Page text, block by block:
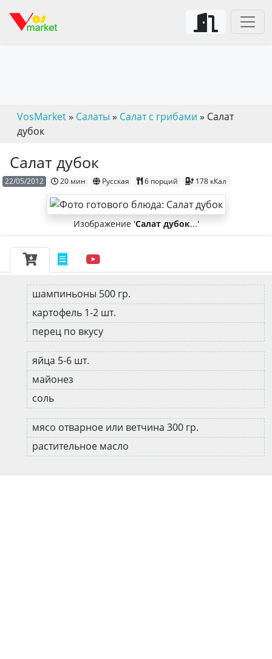
VosMarket» Салаты » Салат с грибами » Салат
дубок
Салат дубок
22/05/2012 20 мин Русская 6 порций 178 кКал
Изображение 'Салат дубок...'
шампиньоны 500 гр.
картофель 1-2 шт.
перец по вкусу
яйца 5-6 шт.
майонез
соль
мясо отварное или ветчина 300 гр.
растительное масло